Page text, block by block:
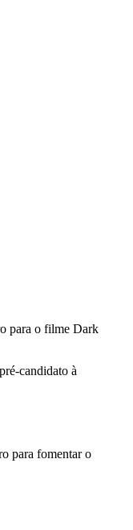
para o filme Dark
candidato à
para fomentar o